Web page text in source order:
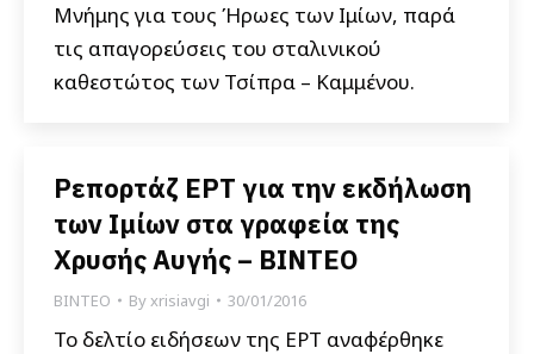
Μνήμης για τους Ήρωες των Ιμίων, παρά
τις απαγορεύσεις του σταλινικού
καθεστώτος των Τσίπρα – Καμμένου.
Ρεπορτάζ ΕΡΤ για την εκδήλωση
των Ιμίων στα γραφεία της
Χρυσής Αυγής – ΒΙΝΤΕΟ
ΒΙΝΤΕΟ Byxrisiavgi 30/01/2016
Το δελτίο ειδήσεων της ΕΡΤ αναφέρθηκε